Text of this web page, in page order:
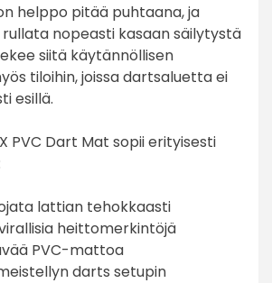
helppo pitää puhtaana, ja
nopeasti kasaan säilytystä
siitä käytännöllisen
tiloihin, joissa dartsaluetta ei
esillä.
PVC Dart Mat sopii erityisesti
lattian tehokkaasti
heittomerkintöjä
PVC-mattoa
darts setupin